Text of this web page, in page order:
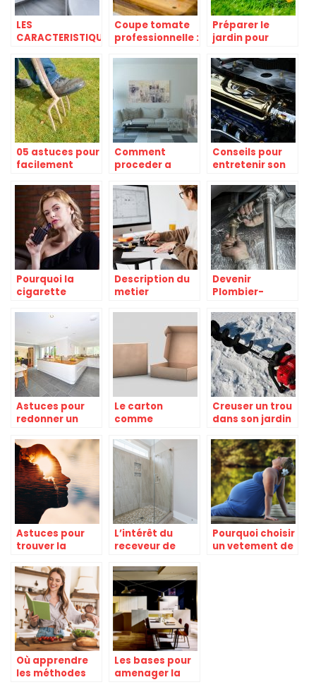
LES
CARACTERISTIQUES
D’UNE SALLE DE
BAIN
Coupe tomate
professionnelle :
Préparer le
jardin pour
printemps
05 astuces pour
facilement
jardin
Comment
proceder a
de son salon ?
Conseils pour
entretenir son
maison avant
de sortir
Pourquoi la
cigarette
est-elle
efficace pour un
sevrage
tabagique ?
Description du
metier
correspondantes
Devenir
Plombier-
metier, salaire,
formation
Astuces pour
redonner un
l’interieur de
votre maison
Le carton
comme
avantages
Creuser un trou
dans son jardin
Astuces pour
trouver la
voyance
gratuite
immédiate sans
email
L’intérêt du
receveur de
plat
Pourquoi choisir
un vetement de
Où apprendre
les méthodes
Les bases pour
amenager la